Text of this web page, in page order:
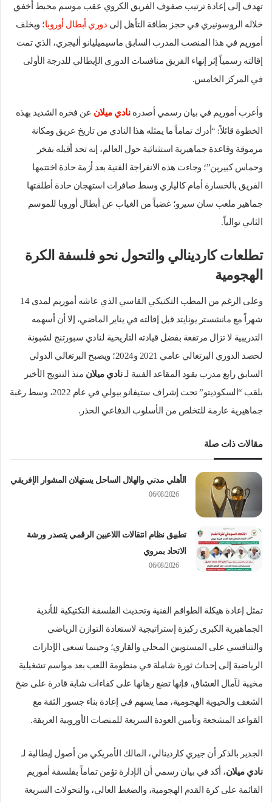
تهدف إلى إعادة ترتيب صفوف الفريق الكروي عقب موسم محبط أخفق
خلاله الروسونيري في حجز بطاقة التأهل إلى دوري أبطال أوروبا؛ ويخلف
أموريم في هذا المنصب المدرب السابق ماسيميليانو أليجري، الذي تمت
إقالته رسمياً إثر إنهاء الفريق منافسات الدوري الإيطالي للدرجة الأولى
في المركز الخامس.
وأعرب أموريم في بيان رسمي أصدره نادي ميلان عن فخره الشديد بهذه
الخطوة قائلاً: “أدرك تماماً ما يمثله هذا النادي من تاريخ عريق ومكانة
مرموقة وقاعدة جماهيرية استثنائية حول العالم، إنه تحد أقبله بفخر
وحماس كبيرين”؛ وجاءت هذه الانفراجة الفنية بعد أزمة حادة اختتمها
الفريق بالخسارة أمام كالياري وسط صافرات استهجان حادة أطلقتها
جماهير ملعب سان سيرو؛ غضباً من الغياب عن أبطال أوروبا للموسم
الثاني توالياً.
تطلعات كاردينالي والتحول نحو فلسفة الكرة
الهجومية
وعلى الرغم من المطب التكتيكي القاسي الذي عاشه أموريم لمدى 14
شهراً مع مانشستر يونايتد قبل إقالته في يناير الماضي، إلا أن أسهمه
التدريبية لا تزال مرتفعة بفضل قيادته التاريخية لنادي سبورتنج لشبونة
لحصد الدوري البرتغالي عامي 2021 و2024؛ ويصبح البرتغالي الدولي
السابق رابع مدرب يقود المقاعد الفنية لـنادي ميلان منذ التتويج الأخير
بلقب “السكوديتو” تحت إشراف ستيفانو بيولي في عام 2022، وسط رغبة
جماهيرية عارمة للتخلص من الأسلوب الدفاعي الحذر.
مقالات ذات صلة
الأهلي مدني والهلال الساحل يستهلان المشوار الإفريقي
06/08/2026
تطبيق نظام انتقالات اللاعبين الرقمي يتصدر ورشة
الاتحاد بمروي
06/08/2026
تمثل إعادة هيكلة الطواقم الفنية وتحديث الفلسفة التكتيكية للأندية
الجماهيرية الكبرى ركيزة إستراتيجية لاستعادة التوازن الرياضي
والتنافسي على المستويين المحلي والقاري؛ وحينما تسعى الإدارات
الرياضية إلى إحداث ثورة شاملة في منظومة اللعب بعد مواسم تشغيلية
مخيبة لآمال العشاق، فإنها تضع رهانها على كفاءات شابة قادرة على ضخ
الشغف والحيوية الهجومية، مما يسهم في إعادة بناء جسور الثقة مع
القواعد المشجعة وتأمين العودة السريعة للمنصات الأوروبية العريقة.
الجدير بالذكر أن جيري كاردينالي، المالك الأمريكي من أصول إيطالية لـ
نادي ميلان، أكد في بيان رسمي أن الإدارة تؤمن تماماً بفلسفة أموريم
القائمة على كرة القدم الهجومية، والضغط العالي، والتحولات السريعة